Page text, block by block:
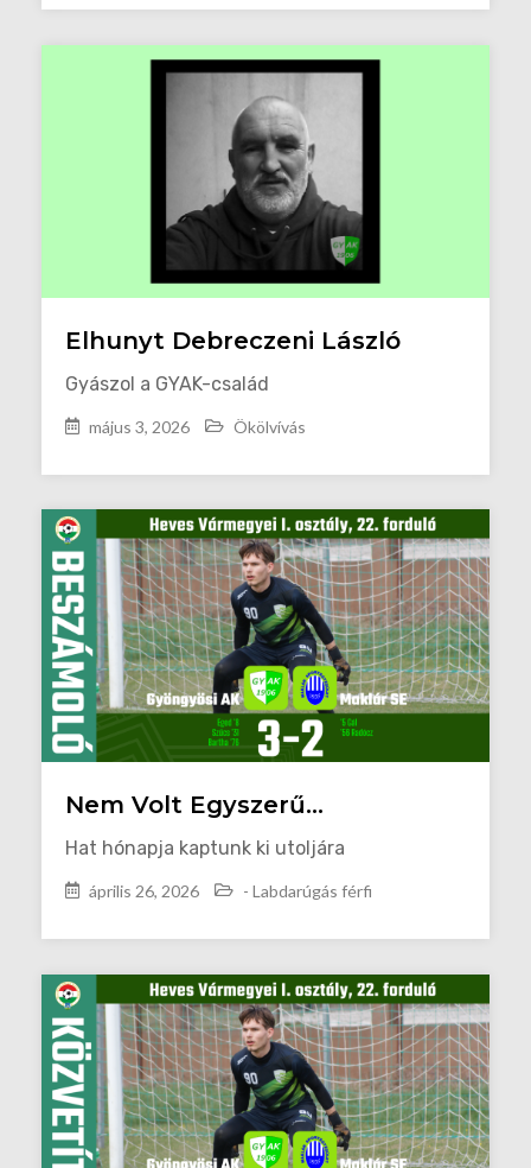
Elhunyt Debreczeni László
Gyászol a GYAK-család
május 3, 2026 Ökölvívás
Nem Volt Egyszerű…
Hat hónapja kaptunk ki utoljára
április 26, 2026 - Labdarúgás férfi